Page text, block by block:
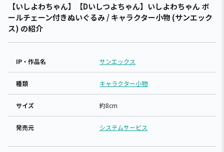
【いしよわちゃん】【Dいしつよちゃん】いしよわちゃん ボ
ールチェーン付きぬいぐるみ / キャラクター小物 (サンエック
ス) の紹介
IP・作品名 サンエックス
種類 キャラクター小物
サイズ 約8cm
発売元 システムサービス